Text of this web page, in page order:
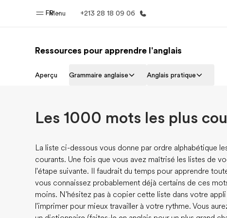
Menu
FR +213 28 18 09 06
Accueil
Ressources pour apprendre l'anglais
Aperçu Grammaire anglaise Anglais pratique
Les 1000 mots les plus
La liste ci-dessous vous donne par ordre alphabétique
courants. Une fois que vous avez maîtrisé les listes de
l'étape suivante. Il faudrait du temps pour apprendre
vous connaissez probablement déjà certains de ces
moins. N'hésitez pas à copier cette liste dans votre
l'imprimer pour mieux travailler à votre rythme. Vous